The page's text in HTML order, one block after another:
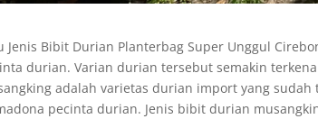
Jenis Bibit Durian Planterbag Super Unggul
durian. Varian durian tersebut semakin
adalah varietas durian import yang
pecinta durian. Jenis bibit durian